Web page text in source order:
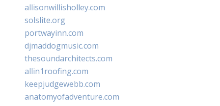
allisonwillisholley.com
solslite.org
portwayinn.com
djmaddogmusic.com
thesoundarchitects.com
allin1roofing.com
keepjudgewebb.com
anatomyofadventure.com